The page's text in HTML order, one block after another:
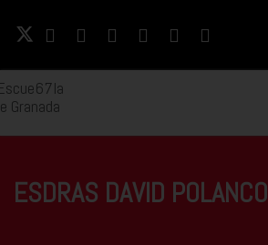
ESDRAS DAVID POLANCO